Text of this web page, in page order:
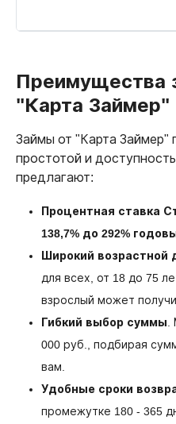
Преимущества
"Карта Займер"
Займы от "Карта Займер"
простотой и
предлагают:
Процентная ставка
138,7% до 292%
Широкий возрастной
для всех, от 18 до 75
взрослый может
Гибкий выбор суммы
000 руб., подбирая
вам.
Удобные сроки
промежутке 180 - 365